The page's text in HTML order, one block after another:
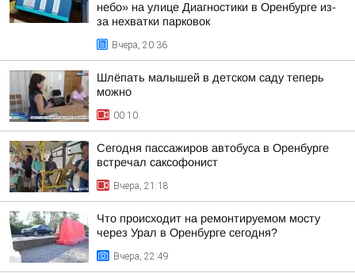
небо» на улице Диагностики в Оренбурге из-
за нехватки парковок
Вчера, 20:36
Шлёпать малышей в детском саду теперь
можно
00:10
Сегодня пассажиров автобуса в Оренбурге
встречал саксофонист
Вчера, 21:18
Что происходит на ремонтируемом мосту
через Урал в Оренбурге сегодня?
Вчера, 22:49